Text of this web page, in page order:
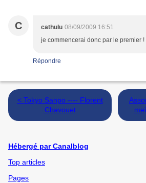
C cathulu 08/09/2009 16:51
je commencerai donc par le premier !
Répondre
< Tokyo Sanpo ---- Florent
Chavouet
Hébergé par Canalblog
Top articles
Pages